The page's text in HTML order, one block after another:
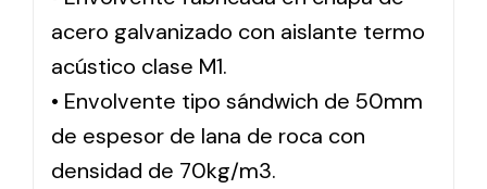
acero galvanizado con aislante termo
acústico clase M1.
• Envolvente tipo sándwich de 50mm
de espesor de lana de roca con
densidad de 70kg/m3.